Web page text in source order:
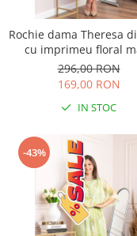
Rochie dama Theresa
cu imprimeu floral
296,00 RON
169,00 RON
IN STOC
-43%